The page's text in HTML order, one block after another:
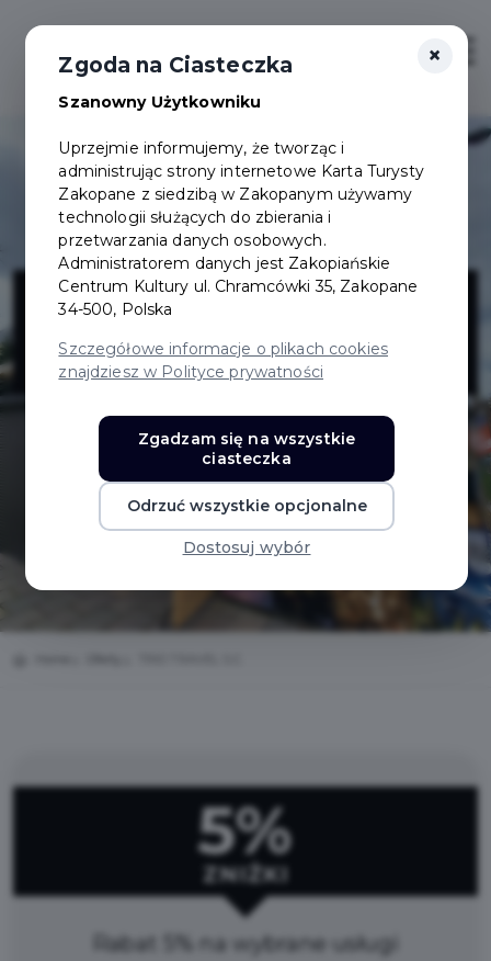
Login/Rejestracja
TRIO TRAVEL
S.C.
5%
ZNIŻKI
Rabat 5% na wybrane usługi
×
Zgoda na Ciasteczka
Szanowny Użytkowniku
Uprzejmie informujemy, że tworząc i
administrując strony internetowe Karta Turysty
Zakopane z siedzibą w Zakopanym używamy
technologii służących do zbierania i
przetwarzania danych osobowych.
Administratorem danych jest Zakopiańskie
Centrum Kultury ul. Chramcówki 35, Zakopane
34-500, Polska
Szczegółowe informacje o plikach cookies
znajdziesz w Polityce prywatności
Zgadzam się na wszystkie
ciasteczka
Odrzuć wszystkie opcjonalne
Dostosuj wybór